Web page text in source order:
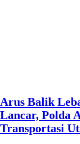
Arus Balik
Lancar, Polda
Transportasi